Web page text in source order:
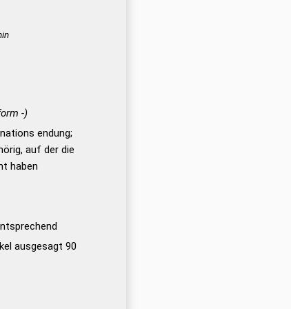
-)
endung;
auf der die
haben
ausgesagt 90